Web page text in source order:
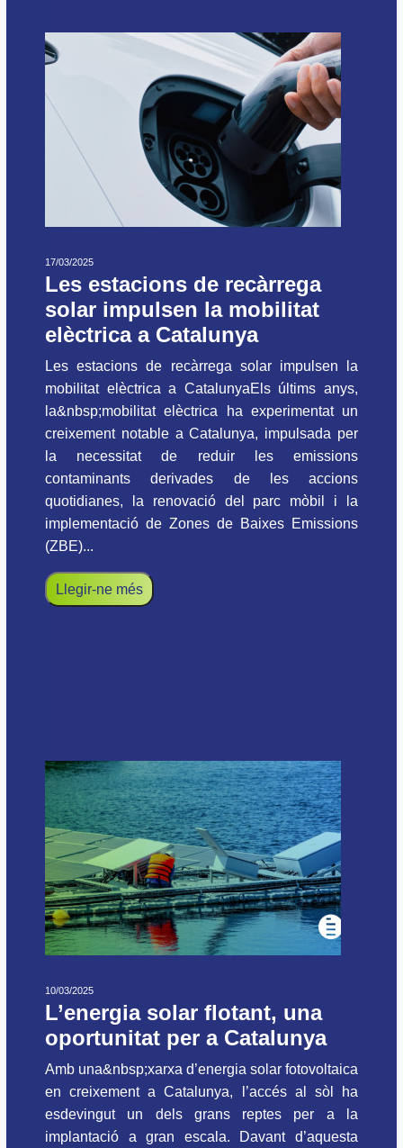
17/03/2025
Les estacions de recàrrega
solar impulsen la mobilitat
elèctrica a Catalunya
Les estacions de recàrrega solar impulsen la
mobilitat elèctrica a CatalunyaEls últims anys,
la&nbsp;mobilitat elèctrica ha experimentat un
creixement notable a Catalunya, impulsada per
la necessitat de reduir les emissions
contaminants derivades de les accions
quotidianes, la renovació del parc mòbil i la
implementació de Zones de Baixes Emissions
(ZBE)...
Llegir-ne més
10/03/2025
L’energia solar flotant, una
oportunitat per a Catalunya
Amb una&nbsp;xarxa d’energia solar fotovoltaica
en creixement a Catalunya, l’accés al sòl ha
esdevingut un dels grans reptes per a la
implantació a gran escala. Davant d’aquesta